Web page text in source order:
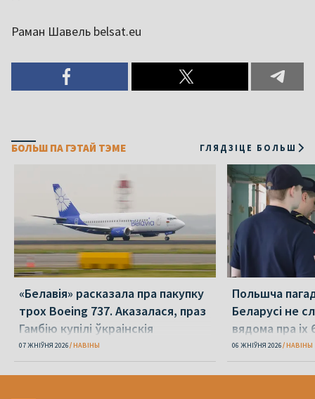
Раман Шавель belsat.eu
БОЛЬШ ПА ГЭТАЙ ТЭМЕ ГЛЯДЗІЦЕ БОЛЬШ
«Белавія» расказала пра пакупку
трох Boeing 737. Аказалася, праз
Гамбію купілі ўкраінскія
07 ЖНІЎНЯ 2026 НАВІНЫ
Польшча
Беларусі не
вядома пра іх
06 ЖНІЎНЯ 2026 НАВІНЫ